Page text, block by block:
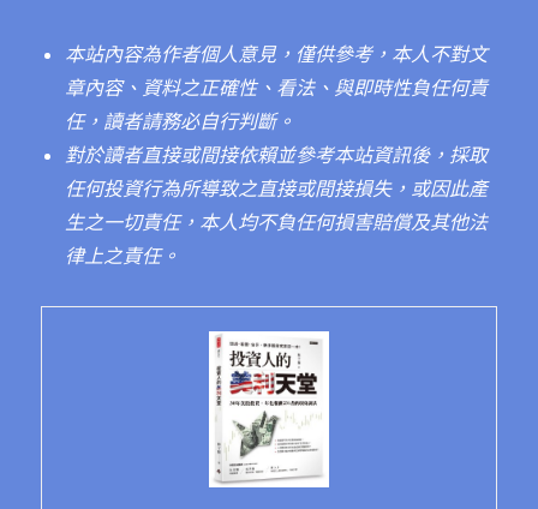
本站內容為作者個人意見，僅供參考，本人不對文
章內容、資料之正確性、看法、與即時性負任何責
任，讀者請務必自行判斷。
對於讀者直接或間接依賴並參考本站資訊後，採取
任何投資行為所導致之直接或間接損失，或因此產
生之一切責任，本人均不負任何損害賠償及其他法
律上之責任。